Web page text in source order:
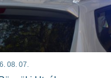
08. 07.